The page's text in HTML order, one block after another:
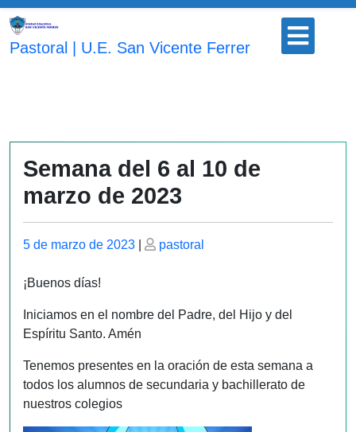
Saltar
contenido
Pastoral | U.E. San Vicente Ferrer
Botón
abrir
Semana del 6 al 10 de
marzo de 2023
Publicado
5 de marzo de 2023
Publicado
pastoral
¡Buenos días!
Iniciamos en el nombre del Padre, del Hijo y del
Espíritu Santo. Amén
Tenemos presentes en la oración de esta semana a
todos los alumnos de secundaria y bachillerato de
nuestros colegios